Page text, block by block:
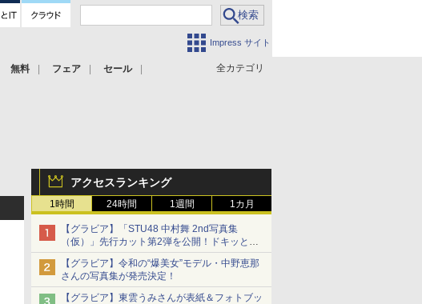
Impress サイト
全カテゴリ
無料 フェア セール
アクセスランキング
1時間 24時間 1週間 1カ月
【グラビア】「STU48 中村舞 2nd写真集
（仮）」先行カット第2弾を公開！ドキッとす
るランジェリーカットなど新たな挑戦
【グラビア】令和の“爆美女”モデル・中野恵那
さんの写真集が発売決定！
【グラビア】東雲うみさんが表紙＆フォトブッ